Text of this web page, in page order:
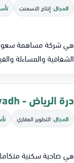
المجال:إنتاج الاسمنت
هي شركة مساهمة
الشفافية والمساءلة
درة الرياض - Durrat Arriyadh
المجال:التطوير العقاري
هي ضاحية سكنية